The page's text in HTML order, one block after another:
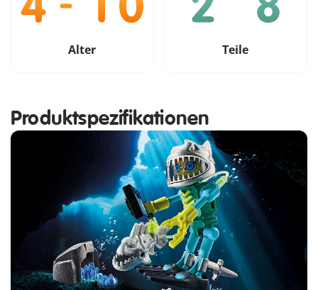
Alter Teile
Produktspezifikationen